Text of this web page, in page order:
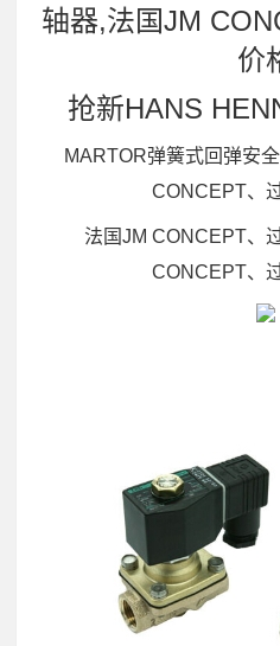
轴器,法国JM
价
抢新HANS
MARTOR弹簧式回弹安
CONCEPT、
法国JM CONCEPT、
CONCEPT、